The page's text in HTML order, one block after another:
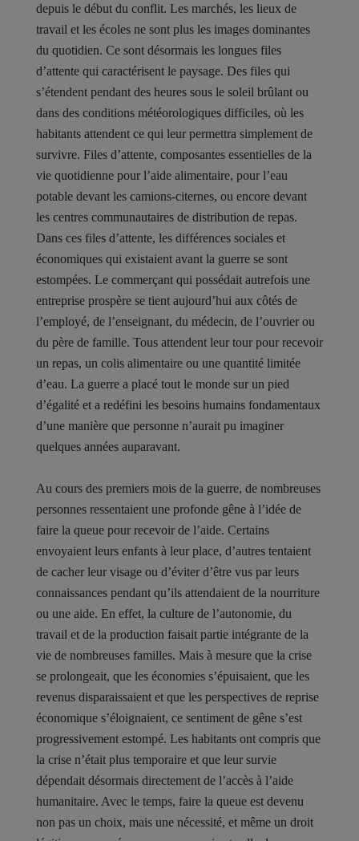
depuis le début du conflit. Les marchés, les lieux de
travail et les écoles ne sont plus les images dominantes
du quotidien. Ce sont désormais les longues files
d’attente qui caractérisent le paysage. Des files qui
s’étendent pendant des heures sous le soleil brûlant ou
dans des conditions météorologiques difficiles, où les
habitants attendent ce qui leur permettra simplement de
survivre. Files d’attente, composantes essentielles de la
vie quotidienne pour l’aide alimentaire, pour l’eau
potable devant les camions-citernes, ou encore devant
les centres communautaires de distribution de repas.
Dans ces files d’attente, les différences sociales et
économiques qui existaient avant la guerre se sont
estompées. Le commerçant qui possédait autrefois une
entreprise prospère se tient aujourd’hui aux côtés de
l’employé, de l’enseignant, du médecin, de l’ouvrier ou
du père de famille. Tous attendent leur tour pour recevoir
un repas, un colis alimentaire ou une quantité limitée
d’eau. La guerre a placé tout le monde sur un pied
d’égalité et a redéfini les besoins humains fondamentaux
d’une manière que personne n’aurait pu imaginer
quelques années auparavant.
Au cours des premiers mois de la guerre, de nombreuses
personnes ressentaient une profonde gêne à l’idée de
faire la queue pour recevoir de l’aide. Certains
envoyaient leurs enfants à leur place, d’autres tentaient
de cacher leur visage ou d’éviter d’être vus par leurs
connaissances pendant qu’ils attendaient de la nourriture
ou une aide. En effet, la culture de l’autonomie, du
travail et de la production faisait partie intégrante de la
vie de nombreuses familles. Mais à mesure que la crise
se prolongeait, que les économies s’épuisaient, que les
revenus disparaissaient et que les perspectives de reprise
économique s’éloignaient, ce sentiment de gêne s’est
progressivement estompé. Les habitants ont compris que
la crise n’était plus temporaire et que leur survie
dépendait désormais directement de l’accès à l’aide
humanitaire. Avec le temps, faire la queue est devenu
non pas un choix, mais une nécessité, et même un droit